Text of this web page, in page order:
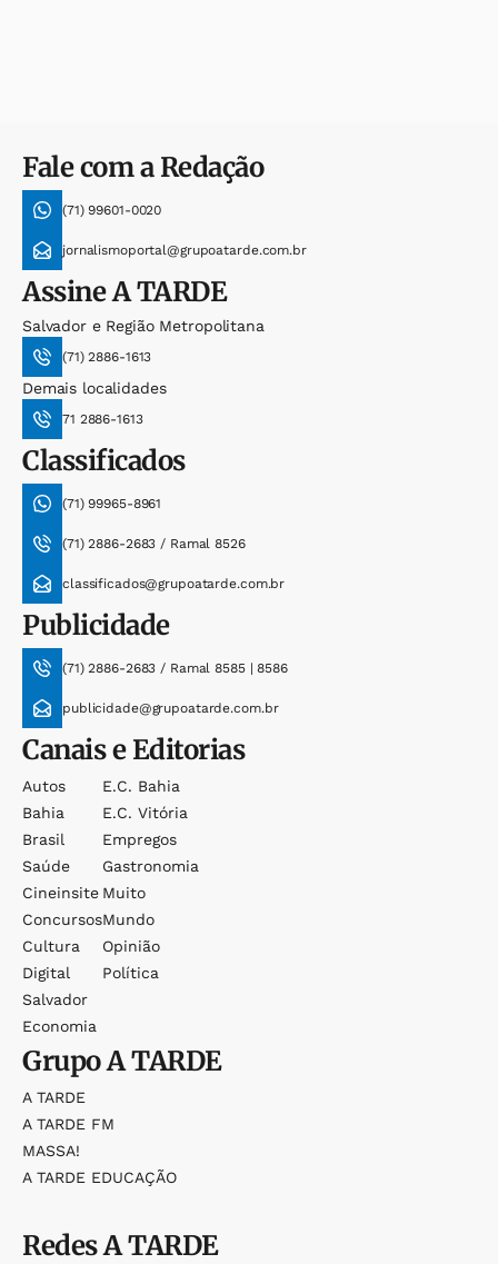
Fale com a Redação
(71) 99601-0020
jornalismoportal@grupoatarde.com.br
AssineA TARDE
Salvador e Região Metropolitana
(71) 2886-1613
Demais localidades
71 2886-1613
Classificados
(71) 99965-8961
(71) 2886-2683 / Ramal 8526
classificados@grupoatarde.com.br
Publicidade
(71) 2886-2683 / Ramal 8585 | 8586
publicidade@grupoatarde.com.br
Canais e Editorias
Autos
Bahia
Brasil
Saúde
Cineinsite
Concursos
Cultura
Digital
Salvador
Economia
E.c. Bahia
E.c. Vitória
Empregos
Gastronomia
Muito
Mundo
Opinião
Política
GrupoA TARDE
A TARDE
A TARDE FM
MASSA!
A TARDE EDUCAÇÃO
RedesA TARDE